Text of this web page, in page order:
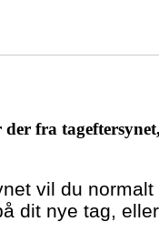
fra
vil du
dit nye tag,